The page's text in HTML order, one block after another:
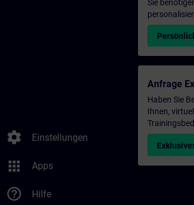
settings Einstellungen
apps Apps
help_outline Hilfe
Sie
Anfrage
Haben Sie
Ihnen,